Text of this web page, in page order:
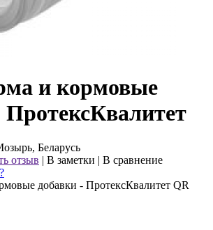
и кормовые
ПротексКвалитет
Беларусь
отзыв | В заметки | В сравнение